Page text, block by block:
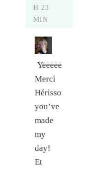
H 23
MIN
Merci
Hérisson,
you’ve
made
my
day!
Et